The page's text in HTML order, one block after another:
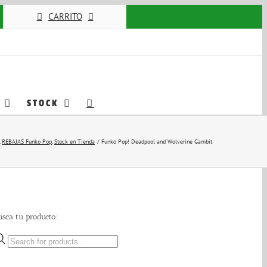
CARRITO
STOCK
REBAJAS Funko Pop Stock en Tienda Funko Pop! Deadpool and Wolverine Gambit
tu producto:
Búsqueda